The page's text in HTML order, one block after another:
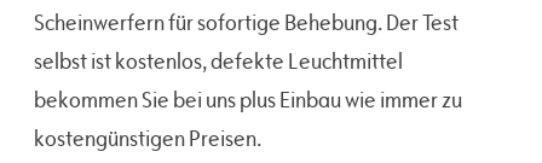
Scheinwerfern für sofortige Behebung. Der Test
selbst ist kostenlos, defekte Leuchtmittel
bekommen Sie bei uns plus Einbau wie immer zu
kostengünstigen Preisen.